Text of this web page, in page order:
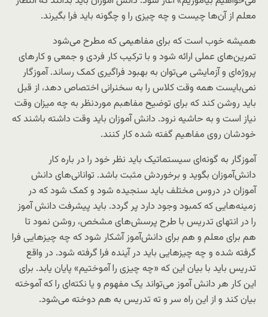
معلم از آن‌ها چیست و چه چیزی را و چگونه باید فرا بگیرند.
همیشه خوب است که برای مفاهیمی که مطرح می‌شود
تمرین‌های عملی ارائه شود و با ترکیب کار فردی و جمعی و کار‌های
پروژه‌ای و آزمایشی می‌توان به بهبود فراگیری کمک رساند. آموزگار
نمی‌بایست همه وقت کلاس را به سخنرانی اختصاص دهد، از قبل
باید روشن کند که برای توضیح مفاهبم موردنظر به چه میزان وقت
نیاز است و به حاشیه نرود. دانش آموزان باید وقت داشته باشند که
خودشان روی مفاهیم گفته شده کار کنند.
آموزگار به گونه‌ای سیستماتیک باید نظر خود را در باره کار
دانش‌آموزان بگوید و برخوردش مثبت باشد. توانانی‌های دانش
آموزان در دروس مختلف باید سنجیده شود و کمک شود که در
زمینه‌هایی که کمبود وجود دارد پر گردد. باید پیشرفت دانش آموز
را در انتهای تدریس با طرح پرسش‌های مشخص، روشن نمود تا
هم برای معلم و هم برای دانش‌آموز آشکار شود که چه چیزهایی فرا
گرفته شده و چه چیزهایی باید در آینده فرا گرفته شود. در واقع
تدریس باید با بیان این که «چه چیزی را آموختیم» پایان یابد. برای
این کار هر دانش آموز می‌تواند یک مفهوم و یا نکته‌ای را که آموخته
بیان کند و از این راه سر و ته تدریس به هم دوخته می‌شود.